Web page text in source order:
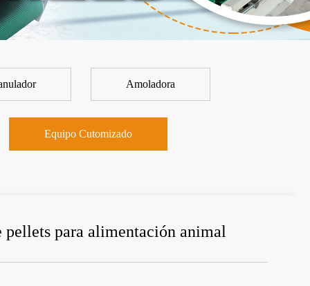
Amoladora
Equipo Cutomizado
pellets para alimentación animal